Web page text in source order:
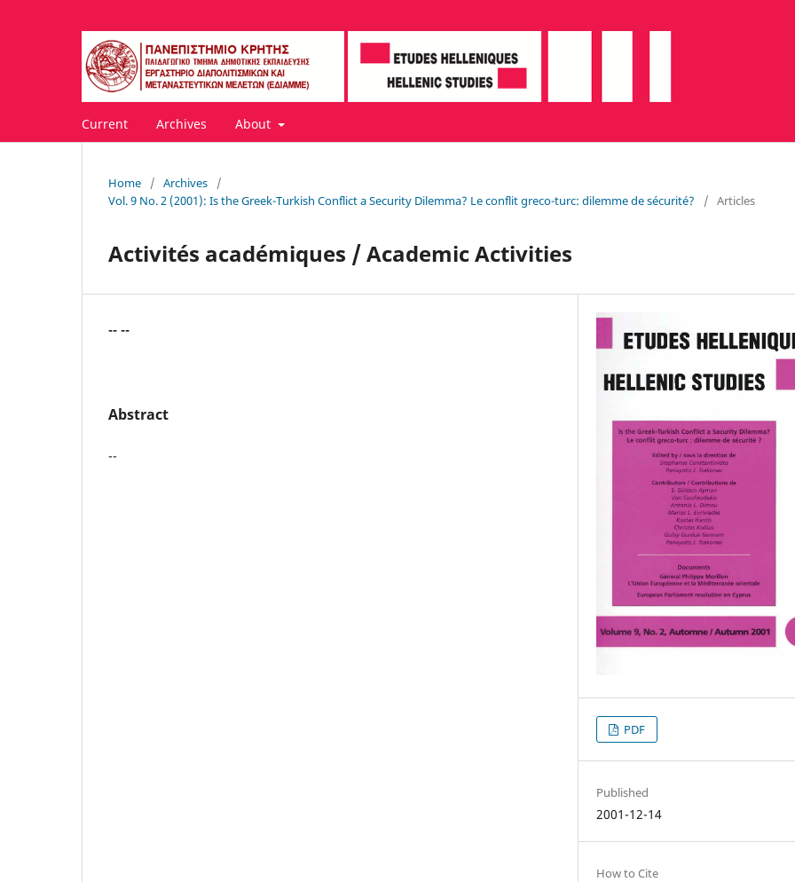
Current Archives About
Home / Archives
/
Vol. 9 No. 2 (2001): Is the Greek-Turkish Conflict a Security Dilemma? Le conflit greco-turc: dilemme de sécurité?
/ Articles
Activités académiques / Academic Activities
-- --
Abstract
--
PDF
Published
2001-12-14
How to Cite